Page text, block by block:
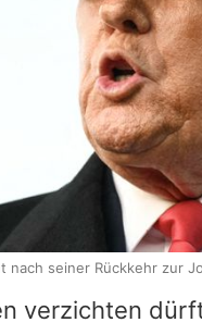
verzichten
nach seiner Rückkehr zur